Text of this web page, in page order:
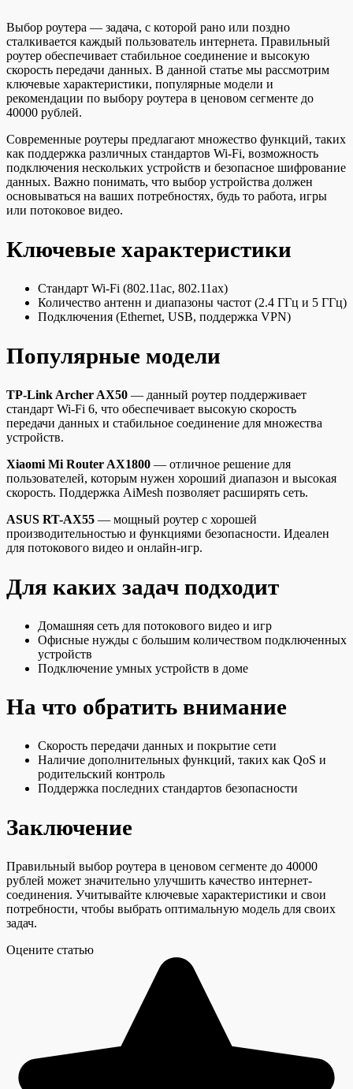
Выбор роутера — задача, с которой рано или поздно
сталкивается каждый пользователь интернета. Правильный
роутер обеспечивает стабильное соединение и высокую
скорость передачи данных. В данной статье мы рассмотрим
ключевые характеристики, популярные модели и
рекомендации по выбору роутера в ценовом сегменте до
40000 рублей.
Современные роутеры предлагают множество функций, таких
как поддержка различных стандартов Wi-Fi, возможность
подключения нескольких устройств и безопасное шифрование
данных. Важно понимать, что выбор устройства должен
основываться на ваших потребностях, будь то работа, игры
или потоковое видео.
Ключевые характеристики
Стандарт Wi-Fi (802.11ac, 802.11ax)
Количество антенн и диапазоны частот (2.4 ГГц и 5 ГГц)
Подключения (Ethernet, USB, поддержка VPN)
Популярные модели
TP-Link Archer AX50 — данный роутер поддерживает
стандарт Wi-Fi 6, что обеспечивает высокую скорость
передачи данных и стабильное соединение для множества
устройств.
Xiaomi Mi Router AX1800 — отличное решение для
пользователей, которым нужен хороший диапазон и высокая
скорость. Поддержка AiMesh позволяет расширять сеть.
ASUS RT-AX55 — мощный роутер с хорошей
производительностью и функциями безопасности. Идеален
для потокового видео и онлайн-игр.
Для каких задач подходит
Домашняя сеть для потокового видео и игр
Офисные нужды с большим количеством подключенных
устройств
Подключение умных устройств в доме
На что обратить внимание
Скорость передачи данных и покрытие сети
Наличие дополнительных функций, таких как QoS и
родительский контроль
Поддержка последних стандартов безопасности
Заключение
Правильный выбор роутера в ценовом сегменте до 40000
рублей может значительно улучшить качество интернет-
соединения. Учитывайте ключевые характеристики и свои
потребности, чтобы выбрать оптимальную модель для своих
задач.
Оцените статью